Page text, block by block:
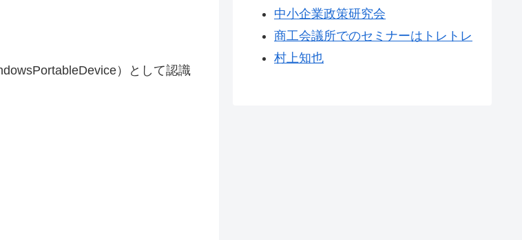
）として認識
中小企業政策研究会
商工会議所でのセミナーはトレトレ
村上知也